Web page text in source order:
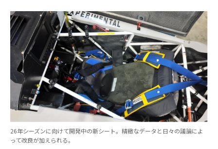
26年シーズンに向けて開発中の新シート。精緻なデータと日々の議論によ
って改良が加えられる。